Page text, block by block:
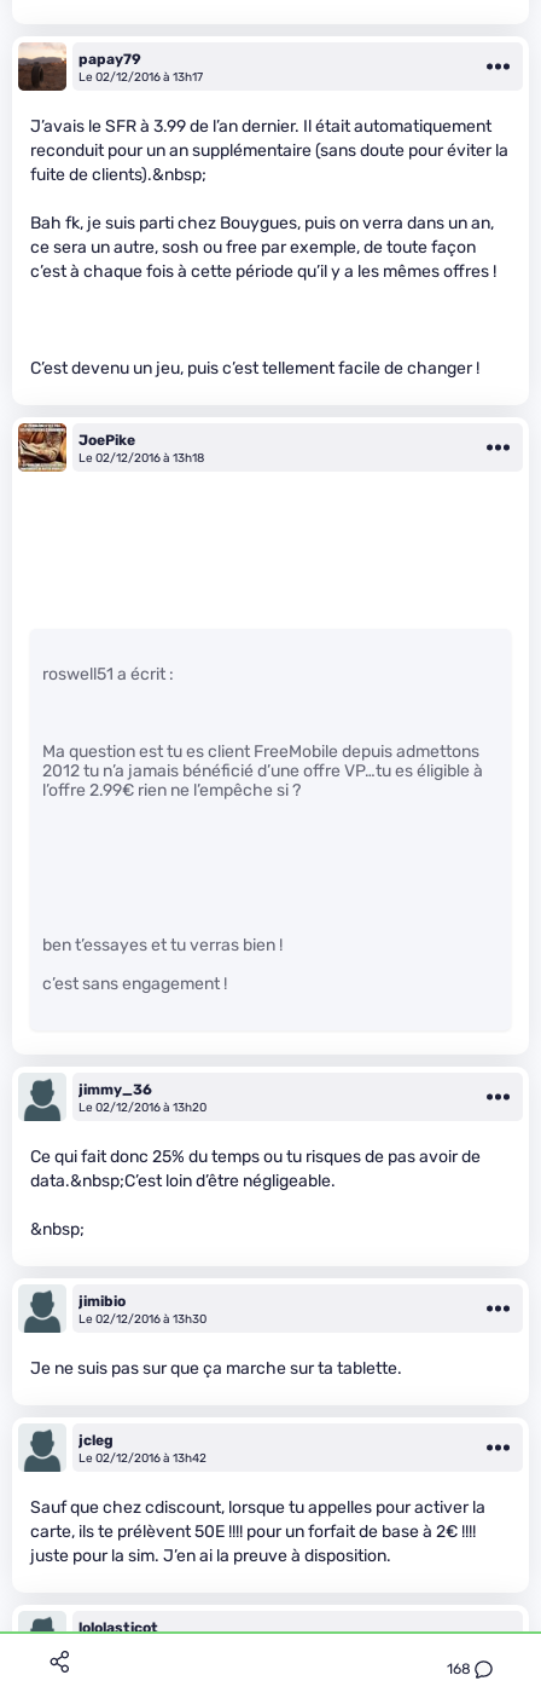
168
papay79
Le 02/12/2016 à 13h17
J’avais le SFR à 3.99 de l’an dernier. Il était automatiquement
reconduit pour un an supplémentaire (sans doute pour éviter la
fuite de clients).&nbsp;
Bah fk, je suis parti chez Bouygues, puis on verra dans un an,
ce sera un autre, sosh ou free par exemple, de toute façon
c’est à chaque fois à cette période qu’il y a les mêmes offres !
C’est devenu un jeu, puis c’est tellement facile de changer !
JoePike
Le 02/12/2016 à 13h18
roswell51 a écrit :
Ma question est tu es client FreeMobile depuis admettons
2012 tu n’a jamais bénéficié d’une offre VP…tu es éligible à
l’offre 2.99€ rien ne l’empêche si ?
ben t’essayes et tu verras bien !
c’est sans engagement !
jimmy_36
Le 02/12/2016 à 13h20
Ce qui fait donc 25% du temps ou tu risques de pas avoir de
data.&nbsp;C’est loin d’être négligeable.
&nbsp;
jimibio
Le 02/12/2016 à 13h30
Je ne suis pas sur que ça marche sur ta tablette.
jcleg
Le 02/12/2016 à 13h42
Sauf que chez cdiscount, lorsque tu appelles pour activer la
carte, ils te prélèvent 50E !!!! pour un forfait de base à 2€ !!!!
juste pour la sim. J’en ai la preuve à disposition.
lololasticot